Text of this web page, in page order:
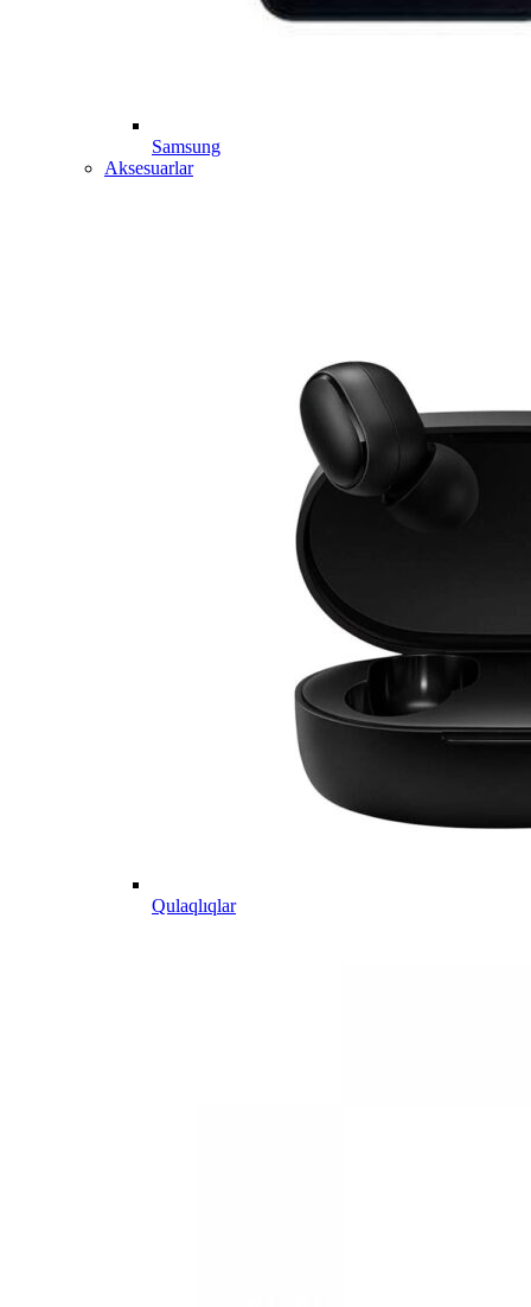
Samsung
Aksesuarlar
Qulaqlıqlar